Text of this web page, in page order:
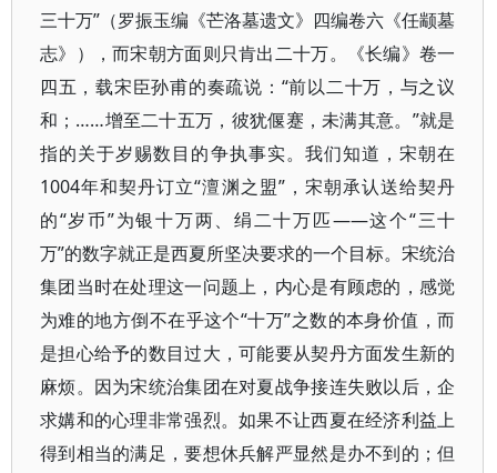
三十万”（罗振玉编《芒洛墓遗文》四编卷六《任颛墓
志》），而宋朝方面则只肯出二十万。《长编》卷一
四五，载宋臣孙甫的奏疏说：“前以二十万，与之议
和；……增至二十五万，彼犹偃蹇，未满其意。”就是
指的关于岁赐数目的争执事实。我们知道，宋朝在
1004年和契丹订立“澶渊之盟”，宋朝承认送给契丹
的“岁币”为银十万两、绢二十万匹——这个“三十
万”的数字就正是西夏所坚决要求的一个目标。宋统治
集团当时在处理这一问题上，内心是有顾虑的，感觉
为难的地方倒不在乎这个“十万”之数的本身价值，而
是担心给予的数目过大，可能要从契丹方面发生新的
麻烦。因为宋统治集团在对夏战争接连失败以后，企
求媾和的心理非常强烈。如果不让西夏在经济利益上
得到相当的满足，要想休兵解严显然是办不到的；但